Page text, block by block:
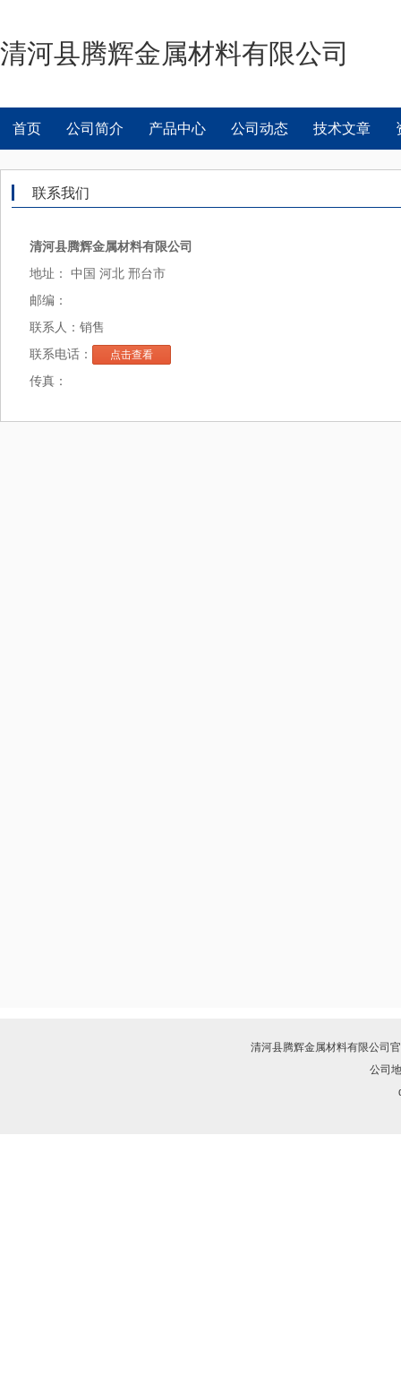
清河县腾辉金属材料有限公司
首页 公司简介 产品中心 公司动态 技术文章
联系我们
清河县腾辉金属材料有限公司
地址： 中国 河北 邢台市
邮编：
联系人：销售
联系电话：
点击查看
传真：
清河县腾辉金属材料有限公司
公司